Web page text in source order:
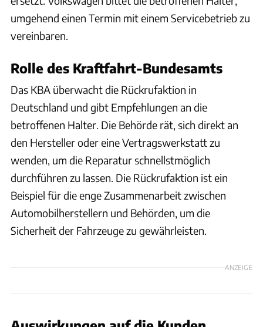
umgehend einen Termin mit einem Servicebetrieb zu
vereinbaren.
Rolle des Kraftfahrt-Bundesamts
Das KBA überwacht die Rückrufaktion in
Deutschland und gibt Empfehlungen an die
betroffenen Halter. Die Behörde rät, sich direkt an
den Hersteller oder eine Vertragswerkstatt zu
wenden, um die Reparatur schnellstmöglich
durchführen zu lassen. Die Rückrufaktion ist ein
Beispiel für die enge Zusammenarbeit zwischen
Automobilherstellern und Behörden, um die
Sicherheit der Fahrzeuge zu gewährleisten.
ANZEIGE